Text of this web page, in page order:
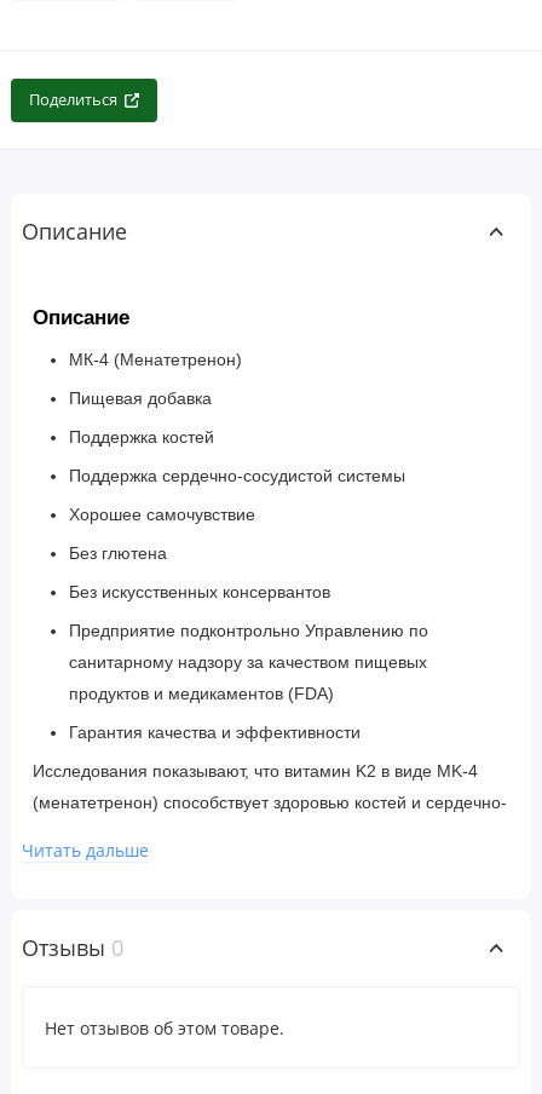
Поделиться
Описание
Описание
МК-4 (Менатетренон)
Пищевая добавка
Поддержка костей
Поддержка сердечно-сосудистой системы
Хорошее самочувствие
Без глютена
Без искусственных консервантов
Предприятие подконтрольно Управлению по
санитарному надзору за качеством пищевых
продуктов и медикаментов (FDA)
Гарантия качества и эффективности
Исследования показывают, что витамин K2 в виде MK-4
(менатетренон) способствует здоровью костей и сердечно-
Взрослые: принимать по одной капсуле в день во время
Читать дальше
Отзывы 0
Нет отзывов об этом товаре.